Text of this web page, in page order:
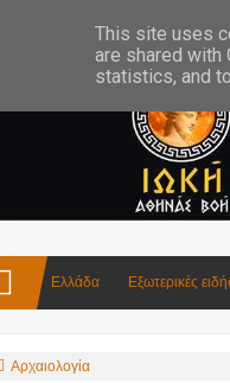
Ελλάδα Εξωτερικές
Αρχαιολογία
This site uses
are shared with
statistics, and